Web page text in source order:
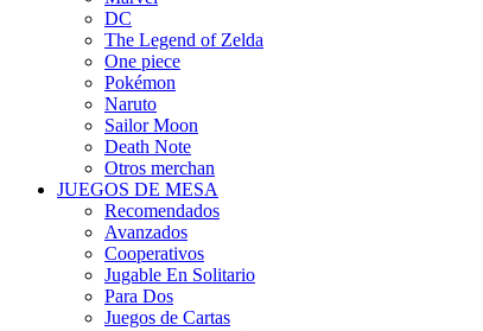
DC
The Legend of Zelda
One piece
Pokémon
Naruto
Sailor Moon
Death Note
Otros merchan
JUEGOS DE MESA
Recomendados
Avanzados
Cooperativos
Jugable En Solitario
Para Dos
Juegos de Cartas